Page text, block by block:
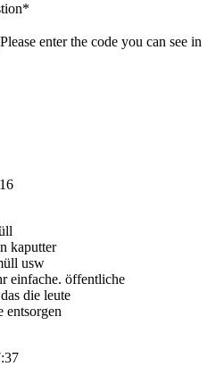
*
Please enter the code you can see in
kaputter
usw
einfache. öffentliche
die leute
entsorgen